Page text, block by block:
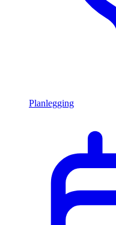
Planlegging